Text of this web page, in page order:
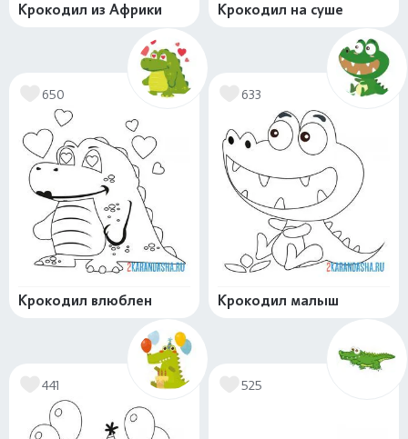
Крокодил из Африки Крокодил на суше
650
Крокодил влюблен
633
Крокодил малыш
441 525